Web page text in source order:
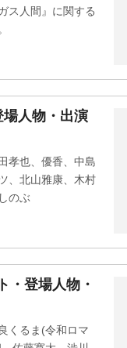
ス人間』に関する
人物・出演
孝也、優香、中島
、北山雅康、木村
のぶ
・登場人物・
くるま(令和ロマ